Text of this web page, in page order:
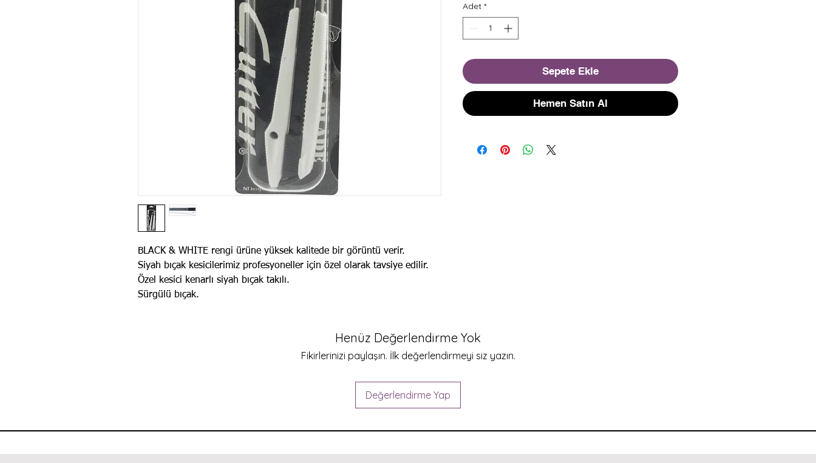
BLACK & WHITE rengi ürüne yüksek kalitede bir görüntü verir.
Siyah bıçak kesicilerimiz profesyoneller için özel olarak tavsiye edilir.
Özel kesici kenarlı siyah bıçak takılı.
Sürgülü bıçak.
Adet *
Sepete Ekle
Hemen Satın Al
Henüz Değerlendirme Yok
Fikirlerinizi paylaşın. İlk değerlendirmeyi siz yazın.
Değerlendirme Yap